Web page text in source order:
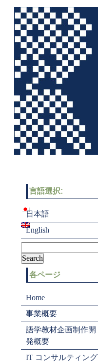
言語選択:
日本語
English
各ページ
Home
事業概要
語学教材企画制作開
発概要
IT コンサルティング